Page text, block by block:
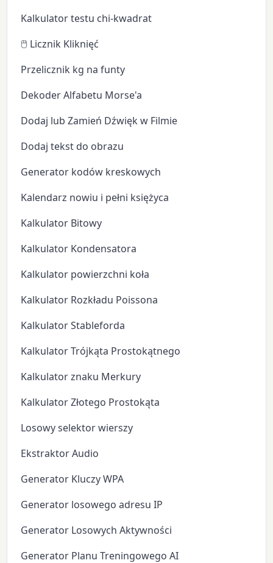
Kalkulator testu chi-kwadrat
🖱️ Licznik Kliknięć
Przelicznik kg na funty
Dekoder Alfabetu Morse'a
Dodaj lub Zamień Dźwięk w Filmie
Dodaj tekst do obrazu
Generator kodów kreskowych
Kalendarz nowiu i pełni księżyca
Kalkulator Bitowy
Kalkulator Kondensatora
Kalkulator powierzchni koła
Kalkulator Rozkładu Poissona
Kalkulator Stableforda
Kalkulator Trójkąta Prostokątnego
Kalkulator znaku Merkury
Kalkulator Złotego Prostokąta
Losowy selektor wierszy
Ekstraktor Audio
Generator Kluczy WPA
Generator losowego adresu IP
Generator Losowych Aktywności
Generator Planu Treningowego AI